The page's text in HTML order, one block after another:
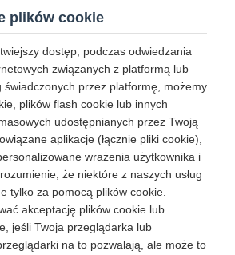
plików cookie
dostęp, podczas odwiedzania
związanych z platformą lub
świadczonych przez platformę, możemy
plików flash cookie lub innych
udostępnianych przez Twoją
aplikacje (łącznie pliki cookie),
wrażenia użytkownika i
że niektóre z naszych usług
tylko za pomocą plików cookie.
akceptację plików cookie lub
jeśli Twoja przeglądarka lub
na to pozwalają, ale może to